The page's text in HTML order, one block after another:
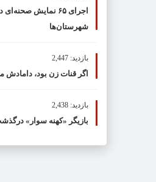
شهرستان‌ها
بازدید: 2,447
اگر قنات زن بود،
بازدید: 2,438
بازیگر «کهنه سوار»